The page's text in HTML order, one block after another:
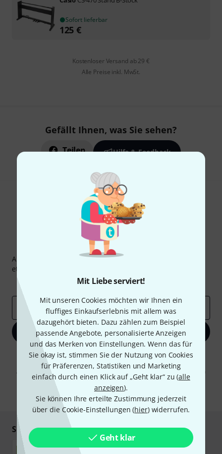
Mit Liebe serviert!
Mit unseren Cookies möchten wir Ihnen ein
fluffiges Einkaufserlebnis mit allem was
dazugehört bieten. Dazu zählen zum Beispiel
passende Angebote, personalisierte Anzeigen
und das Merken von Einstellungen. Wenn das für
Sie okay ist, stimmen Sie der Nutzung von Cookies
für Präferenzen, Statistiken und Marketing
einfach durch einen Klick auf „Geht klar“ zu (alle
anzeigen).
Sie können Ihre erteilte Zustimmung jederzeit
über die Cookie-Einstellungen (hier) widerrufen.
Geht klar
Sofort lieferbar
125 €
Kostenloser Versand ab 29 €
Alle Preise inkl. MwSt.
Gefällt Ihnen, was Sie sehen?
Teilen Hilfe & Feedback
Thomann Newsletter
Abonniere den Thomann Newsletter und gewinne mit
etwas Glück einen von
Inspirierende Beiträge
Deals
E-Mail-Adresse*
Jetzt anmelden
Mit Klick auf „Jetzt anmelden“ stimmen Sie dem Erhalt von E-Mail-
Werbung und einer Messung des E-Mail-Nutzungsverhaltens zu. Die
Abmeldung ist jederzeit möglich. Weitere Informationen finden Sie in
unserenDatenschutzhinweisen.
* Pflichtfeld
Sicher einkaufen & bezahlen